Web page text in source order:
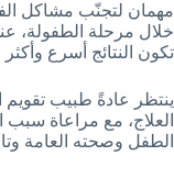
مهمان لتجنّب مشاكل
خلال مرحلة الطفولة،
تكون النتائج أسرع وأكثر
العلاج، مع مراعاة سبب
الطفل وصحته العامة